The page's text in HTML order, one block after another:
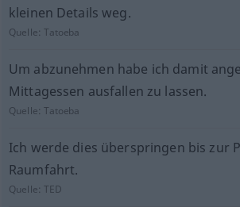
kleinen Details weg.
Quelle:Tatoeba
Um abzunehmen habe ich damit
Mittagessen ausfallen zu lassen.
Quelle:Tatoeba
Ich werde dies überspringen bis zur
Raumfahrt.
Quelle:TED